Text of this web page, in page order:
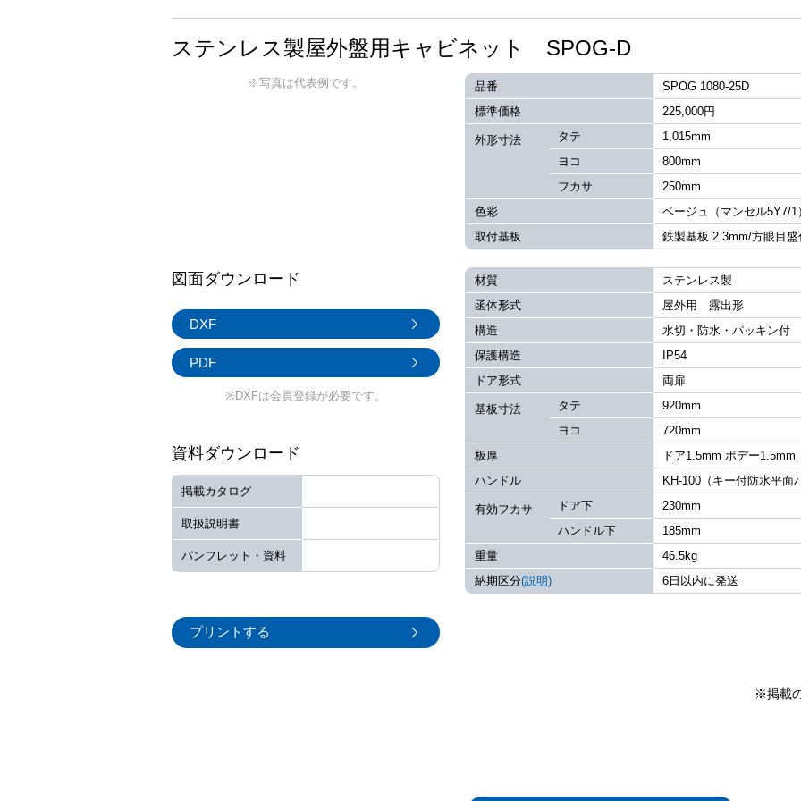
ステンレス製屋外盤用キャビネット SPOG-D
※写真は代表例です。 品番
SPOG 1080-25D
標準価格
225,000円
外形寸法 タテ
1,015mm
ヨコ
800mm
フカサ
250mm
色彩
ベージュ（マンセル5Y7/1
取付基板
鉄製基板 2.3mm/方眼目盛
図面ダウンロード
DXF
PDF
※DXFは会員登録が必要です。
資料ダウンロード
掲載カタログ
取扱説明書
パンフレット・資料
プリントする
材質
ステンレス製
函体形式
屋外用 露出形
構造
水切・防水・パッキン付
保護構造
IP54
ドア形式
両扉
基板寸法 タテ
920mm
ヨコ
720mm
板厚
ドア1.5mm ボデー1.5mm
ハンドル
KH-100（キー付防水平面
有効フカサ ドア下
230mm
ハンドル下
185mm
重量
46.5kg
納期区分(説明) 6日以内に発送
※掲載